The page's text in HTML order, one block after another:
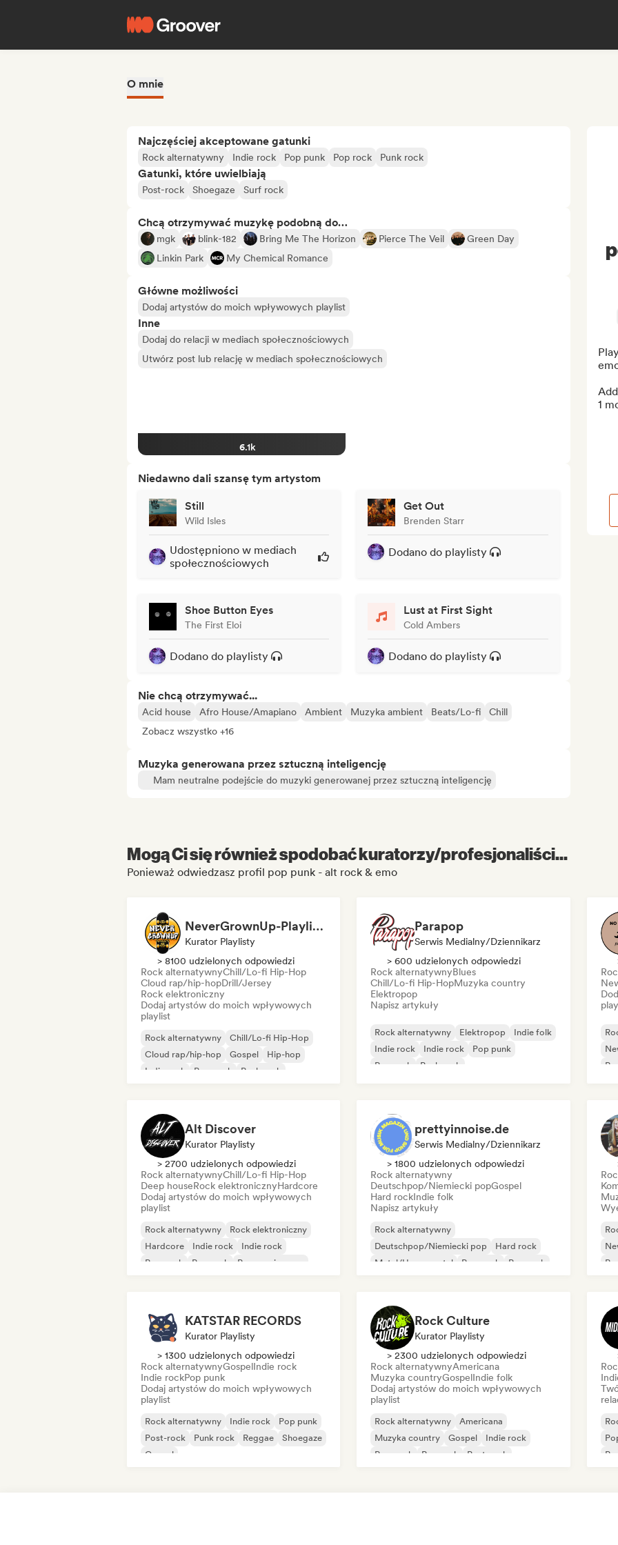
O mnie
Najczęściej akceptowane gatunki
Rock alternatywny Indie rock Pop punk Pop rock Punk rock
Gatunki, które uwielbiają
Post-rock Shoegaze Surf rock
Chcą otrzymywać muzykę podobną do…
mgk blink-182 Bring Me The Horizon Pierce The Veil
Green Day
Linkin Park
My Chemical Romance
Główne możliwości
Dodaj artystów do moich wpływowych playlist
Inne
Dodaj do relacji w mediach społecznościowych
Utwórz post lub relację w mediach społecznościowych
6.1k
Niedawno dali szansę tym artystom
Still
Wild Isles
Udostępniono w mediach
społecznościowych
Get Out
Brenden Starr
Dodano do playlisty
Shoe Button Eyes
The First Eloi
Dodano do playlisty
Lust at First Sight
Cold Ambers
Dodano do playlisty
Nie chcą otrzymywać...
Acid house Afro House/Amapiano Ambient Muzyka ambient Beats/Lo-fi
Chill
Zobacz wszystko +16
Muzyka generowana przez sztuczną inteligencję
Mam neutralne podejście do muzyki generowanej przez sztuczną inteligencję
1
Mogą Ci się również spodobać kuratorzy/profesjonaliści...
Ponieważ odwiedzasz profil pop punk - alt rock & emo
NeverGrownUp-Playlists
Kurator Playlisty
> 8100 udzielonych odpowiedzi
Rock alternatywnyChill/Lo-fi Hip-Hop
Cloud rap/hip-hopDrill/Jersey
Rock elektroniczny
Dodaj artystów do moich wpływowych
playlist
Rock alternatywny
Chill/Lo-fi Hip-Hop
Cloud rap/hip-hop
Gospel
Hip-hop
Indie rock
Pop punk Punk rock
Parapop
Serwis Medialny/Dziennikarz
> 600 udzielonych odpowiedzi
Rock alternatywnyBlues
Chill/Lo-fi Hip-HopMuzyka country
Elektropop
Napisz artykuły
Rock alternatywny Elektropop
Indie folk
Indie rock
Indie rock
Pop punk
Pop rock
Punk rock
Alt Discover
Kurator Playlisty
> 2700 udzielonych odpowiedzi
Rock alternatywnyChill/Lo-fi Hip-Hop
Deep houseRock elektronicznyHardcore
Dodaj artystów do moich wpływowych
playlist
Rock alternatywny
Rock elektroniczny
Hardcore
Indie rock
Indie rock
Pop punk
Pop rock Progressive pop
prettyinnoise.de
Serwis Medialny/Dziennikarz
> 1800 udzielonych odpowiedzi
Rock alternatywny
Deutschpop/Niemiecki popGospel
Hard rockIndie folk
Napisz artykuły
Rock alternatywny
Deutschpop/Niemiecki pop
Hard rock
Metal/Heavy metal
Pop punk
Pop rock
KATSTAR RECORDS
Kurator Playlisty
> 1300 udzielonych odpowiedzi
Rock alternatywnyGospelIndie rock
Indie rockPop punk
Dodaj artystów do moich wpływowych
playlist
Rock alternatywny Indie rock
Pop punk
Post-rock
Punk rock Reggae
Shoegaze
Gospel
Rock Culture
Kurator Playlisty
> 2300 udzielonych odpowiedzi
Rock alternatywnyAmericana
Muzyka countryGospelIndie folk
Dodaj artystów do moich wpływowych
playlist
Rock alternatywny
Americana
Muzyka country
Gospel
Indie rock
Pop punk
Pop rock Post-rock